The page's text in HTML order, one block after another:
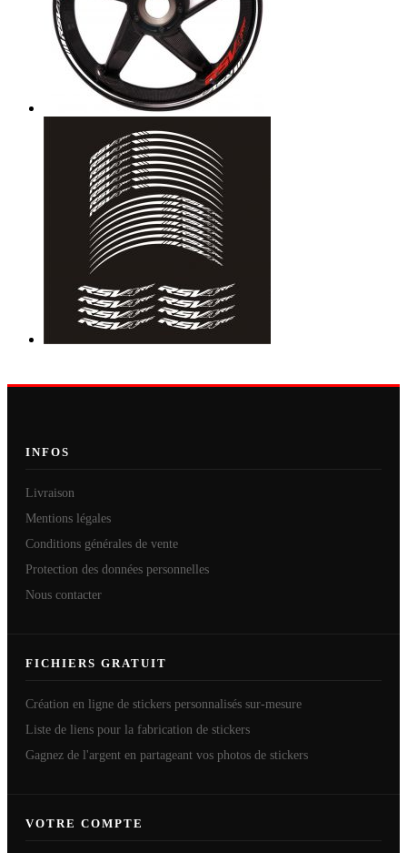
INFOS
Livraison
Mentions légales
Conditions générales de vente
Protection des données personnelles
Nous contacter
FICHIERS GRATUIT
Création en ligne de stickers personnalisés sur-mesure
Liste de liens pour la fabrication de stickers
Gagnez de l'argent en partageant vos photos de stickers
VOTRE COMPTE